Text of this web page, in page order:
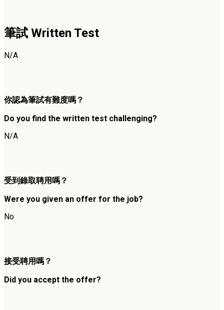
筆試 Written Test
N/A
你認為筆試有難度嗎？
Do you find the written test challenging?
N/A
受到錄取聘用嗎？
Were you given an offer for the job?
No
接受聘用嗎？
Did you accept the offer?